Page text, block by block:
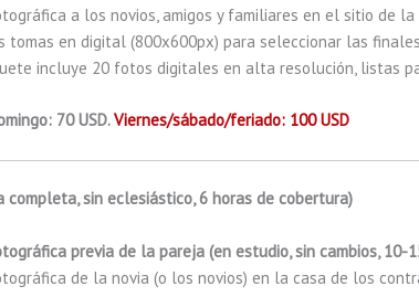
a los novios, amigos y familiares en el sitio de la
tomas en digital (800x600px) para seleccionar las
incluye 20 fotos digitales en alta resolución, listas
70 USD.Viernes/sábado/feriado: 100 USD
completa, sin eclesiástico, 6 horas de cobertura)
previa de la pareja (en estudio, sin cambios, 10-
de la novia (o los novios) en la casa de los